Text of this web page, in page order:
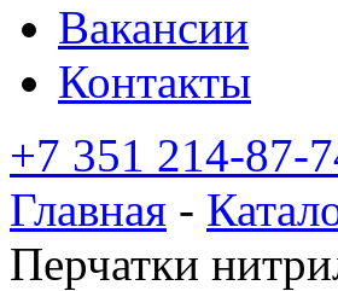
Вакансии
Контакты
+7 351 214-87-
Главная -
Перчатки